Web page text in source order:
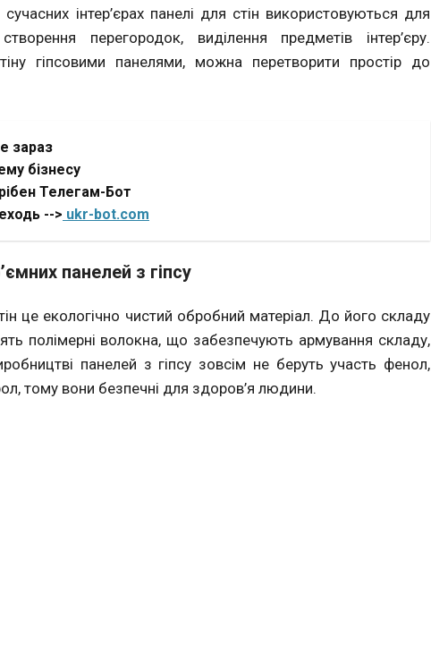
інтер’єрах панелі для стін використовуються для
перегородок, виділення предметів інтер’єру.
гіпсовими панелями, можна перетворити простір до
зараз
бізнесу
Телегам-Бот
--> ukr-bot.com
панелей з гіпсу
це екологічно чистий обробний матеріал. До його складу
полімерні волокна, що забезпечують армування складу,
панелей з гіпсу зовсім не беруть участь фенол,
тому вони безпечні для здоров’я людини.